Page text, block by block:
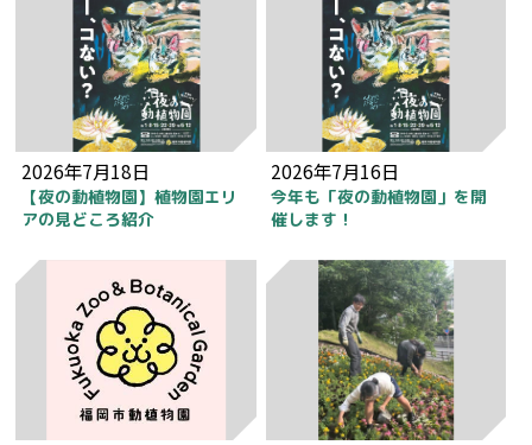
2026年7月18日
【夜の動植物園】植物園エリ
アの見どころ紹介
2026年7月16日
今年も「夜の動植物園」を開
催します！